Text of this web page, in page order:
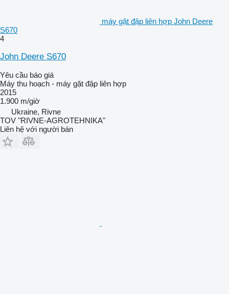
máy gặt đập liên hợp John Deere
S670
4
John Deere S670
Yêu cầu báo giá
Máy thu hoạch - máy gặt đập liên hợp
2015
1.900 m/giờ
Ukraine, Rivne
TOV "RIVNE-AGROTEHNIKA"
Liên hệ với người bán